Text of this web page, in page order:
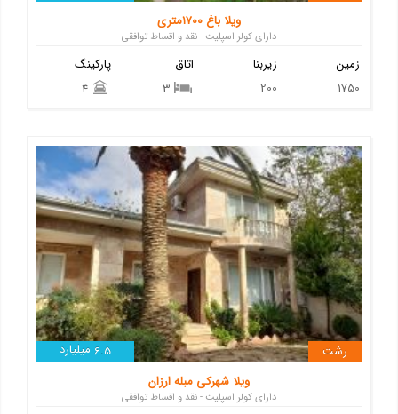
ویلا باغ ۱۷۰۰متری
دارای کولر اسپلیت - نقد و اقساط توافقی
پارکینگ
اتاق
3
زیربنا
200
زمین
1750
6.5 میلیارد
رشت
ویلا شهرکی مبله ارزان
دارای کولر اسپلیت - نقد و اقساط توافقی